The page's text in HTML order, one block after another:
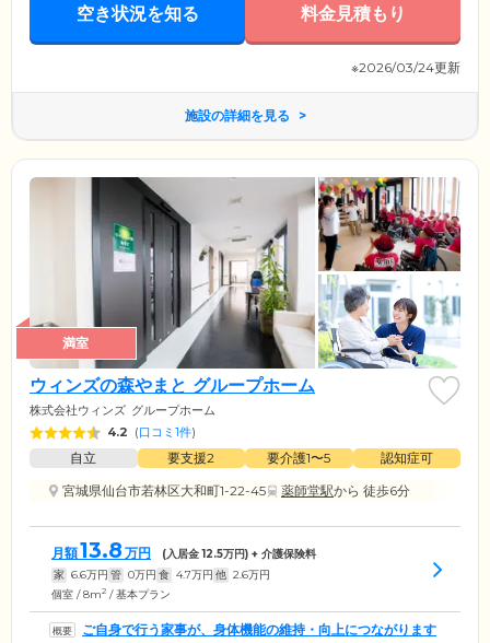
空き状況を知る 料金見積もり
※2026/03/24更新
施設の詳細を見る
満室
ウィンズの森やまと グループホーム
株式会社ウィンズ グループホーム
4.2 (口コミ1件)
自立 要支援2 要介護1〜5
認知症可
宮城県仙台市若林区大和町1-22-45
薬師堂駅から 徒歩6分
月額13.8 万円 (入居金12.5万円) + 介護保険料
家 6.6万円 管 0万円 食 4.7万円 他 2.6万円
個室 / 8m2 / 基本プラン
ご自身で行う家事が、身体機能の維持・向上につながります